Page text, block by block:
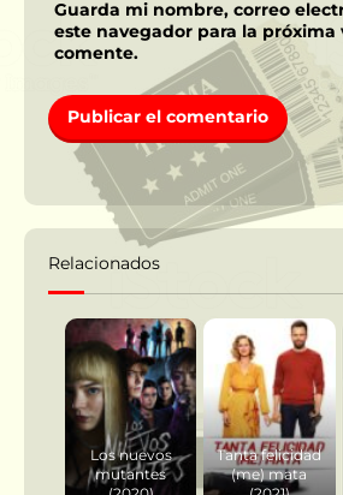
Guarda mi nombre, correo
este navegador para la próxima
comente.
Relacionados
Los nuevos
mutantes
Tanta felicidad
(me) mata